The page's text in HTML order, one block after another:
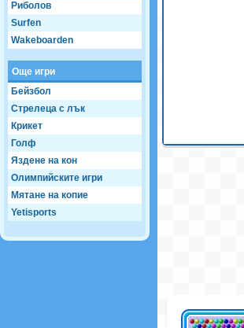
Риболов
Surfen
Wakeboarden
Още игри
Бейзбол
Стрелеца с лък
Крикет
Голф
Яздене на кон
Олимпийските игри
Мятане на копие
Yetisports